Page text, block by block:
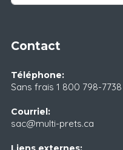
Contact
Téléphone:
Sans frais 1 800 798-7738
Courriel:
sac@multi-prets.ca